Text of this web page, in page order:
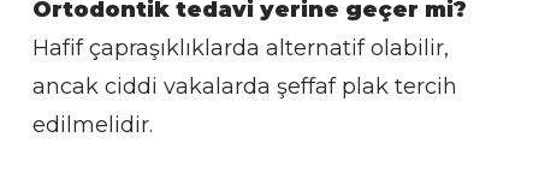
Ortodontik tedavi yerine geçer mi?
Hafif çapraşıklıklarda alternatif olabilir,
ancak ciddi vakalarda şeffaf plak tercih
edilmelidir.